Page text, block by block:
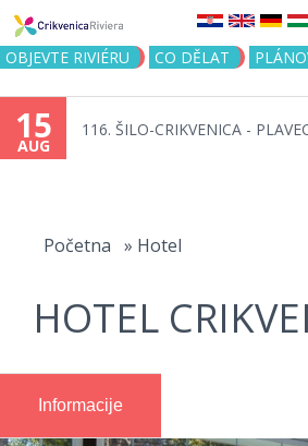
Jump to
OBJEVTE RIVIÉRU CO DĚLAT
15
AUG
116. ŠILO-CRIKVENICA -
Početna » Hotel
HOTEL
Informacije